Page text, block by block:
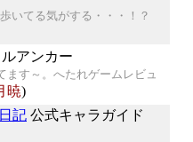
てる気がする・・・！？
アンカー
ます～。へたれゲームレビュ
暁)
記 公式キャラガイド